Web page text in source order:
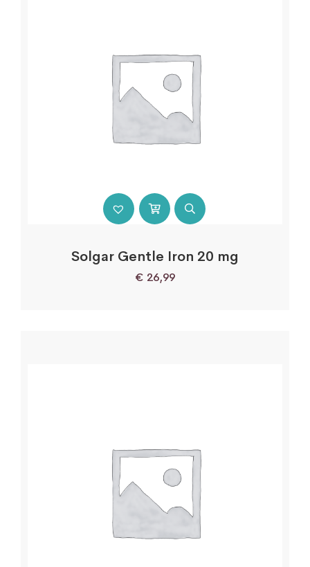
Solgar Gentle Iron 20 mg
€ 26,99